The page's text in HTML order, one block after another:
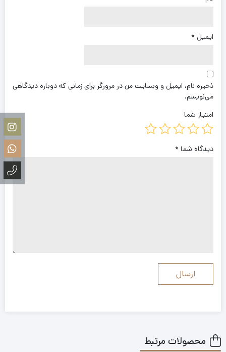
ایمیل *
ذخیره نام، ایمیل و وبسایت من در مرورگر برای زمانی که دوباره دیدگاهی
می‌نویسم.
امتیاز شما
دیدگاه شما *
محصولات مرتبط